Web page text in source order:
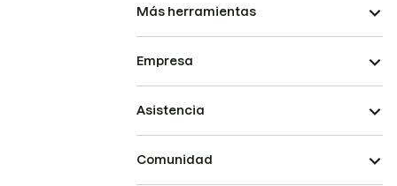
Más herramientas
Empresa
Asistencia
Comunidad